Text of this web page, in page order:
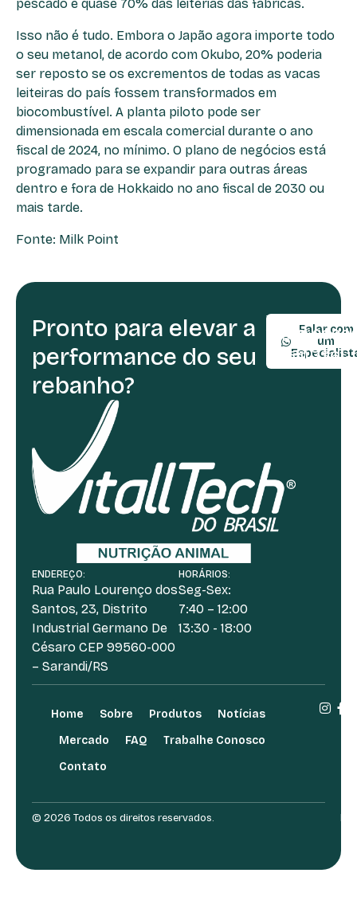
pescado e quase 70% das leiterias das fábricas.
Isso não é tudo. Embora o Japão agora importe todo
o seu metanol, de acordo com Okubo, 20% poderia
ser reposto se os excrementos de todas as vacas
leiteiras do país fossem transformados em
biocombustível. A planta piloto pode ser
dimensionada em escala comercial durante o ano
fiscal de 2024, no mínimo. O plano de negócios está
programado para se expandir para outras áreas
dentro e fora de Hokkaido no ano fiscal de 2030 ou
mais tarde.
Fonte: Milk Point
Pronto para elevar a
performance do seu
rebanho?
Falar com
um
TELEFONE:
(54)
(54) 3361-
ENDEREÇO:
Rua Paulo Lourenço dos
Santos, 23, Distrito
Industrial Germano De
Césaro CEP 99560-000
– Sarandi/RS
HORÁRIOS:
Seg-Sex:
7:40 – 12:00
13:30 - 18:00
Home Sobre Produtos
Notícias
Mercado
FAQ
Trabalhe Conosco
Contato
© 2026 Todos os direitos reservados.